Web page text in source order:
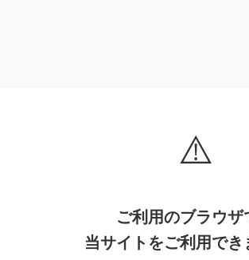
⚠️
ご利用のブラウザ
当サイトをご利用でき